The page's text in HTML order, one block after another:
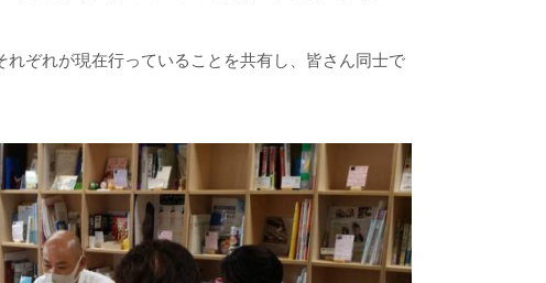
ぞれが現在行っていることを共有し、皆さん同士で